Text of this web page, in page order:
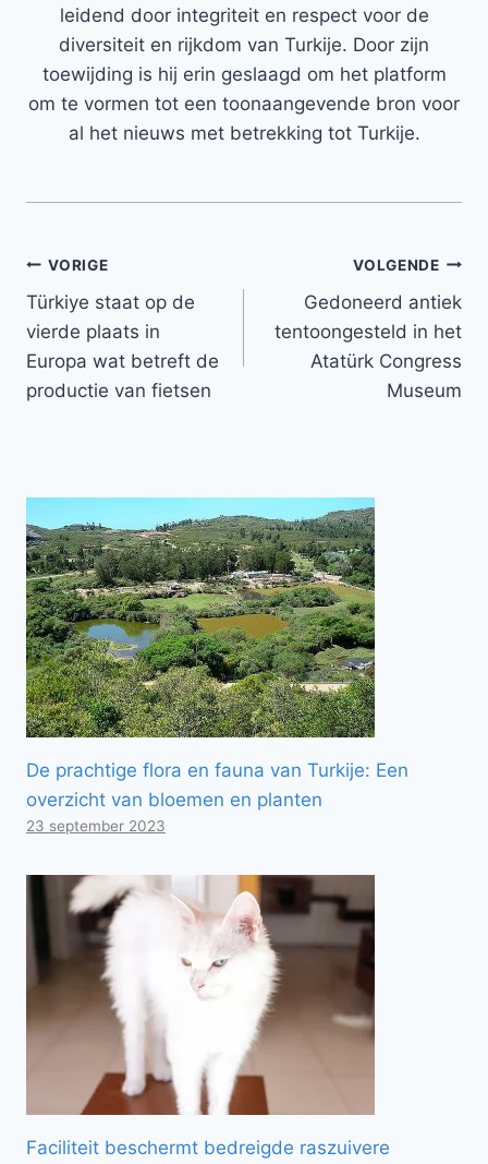
leidend door integriteit en respect voor de
diversiteit en rijkdom van Turkije. Door zijn
toewijding is hij erin geslaagd om het platform
om te vormen tot een toonaangevende bron voor
al het nieuws met betrekking tot Turkije.
Bericht
navigatie
VORIGE
Türkiye staat op de
vierde plaats in
Europa wat betreft de
productie van fietsen
VOLGENDE
Gedoneerd antiek
tentoongesteld in het
Atatürk Congress
Museum
De prachtige flora en fauna van Turkije: Een
overzicht van bloemen en planten
23 september 2023
Faciliteit beschermt bedreigde raszuivere